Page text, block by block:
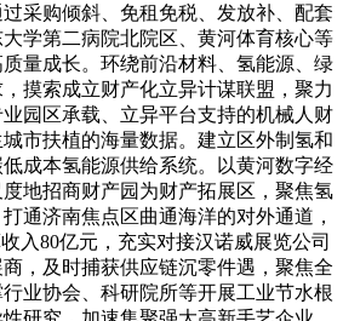
采购倾斜、免租免税、发放补、配套
学第二病院北院区、黄河体育核心等
量成长。环绕前沿材料、氢能源、绿
摸索成立财产化立异计谋联盟，聚力
园区承载、立异平台支持的机械人财
市扶植的海量数据。建立区外制氢和
成本氢能源供给系统。以黄河数字经
地招商财产园为财产拓展区，聚焦氢
通济南焦点区曲通海洋的对外通道，
入80亿元，充实对接汉诺威展览公司
，及时捕获供应链沉零件遇，聚焦全
业协会、科研院所等开展工业节水根